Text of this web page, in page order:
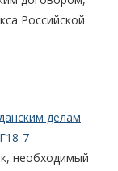
Российской
делам
7
необходимый